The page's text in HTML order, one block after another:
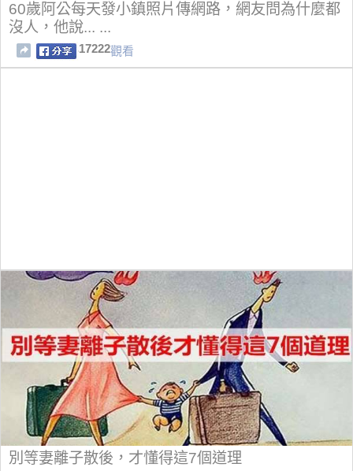
60歲阿公每天發小鎮照片傳網路，網友問為什麼都
沒人，他說... ...
17222觀看
別等妻離子散後，才懂得這7個道理